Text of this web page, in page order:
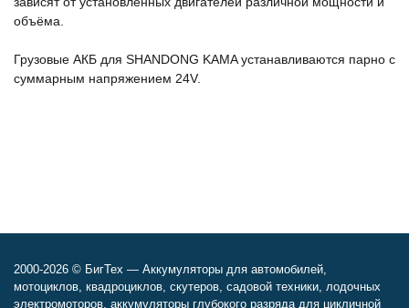
объёма.
Грузовые АКБ для SHANDONG KAMA устанавливаются парно с
суммарным напряжением 24V.
2000-2026 © БигТех — Аккумуляторы для автомобилей,
мотоциклов, квадроциклов, скутеров, садовой техники, лодочных
электромоторов, аккумуляторы глубокого разряда для цикличной